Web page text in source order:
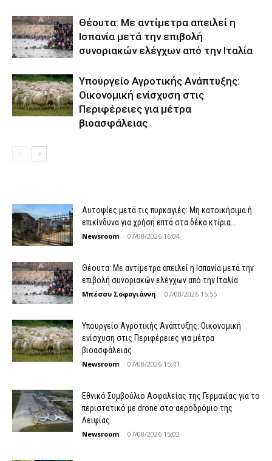
Θέουτα: Με αντίμετρα απειλεί η
Ισπανία μετά την επιβολή
συνοριακών ελέγχων από την Ιταλία
Υπουργείο Αγροτικής Ανάπτυξης:
Οικονομική ενίσχυση στις
Περιφέρειες για μέτρα
βιοασφάλειας
Αυτοψίες μετά τις πυρκαγιές: Μη κατοικήσιμα ή
επικίνδυνα για χρήση επτά στα δέκα κτίρια...
Newsroom - 07/08/2026 16:04
Θέουτα: Με αντίμετρα απειλεί η Ισπανία μετά την
επιβολή συνοριακών ελέγχων από την Ιταλία
Μπέσσυ Σοφογιάννη - 07/08/2026 15:55
Υπουργείο Αγροτικής Ανάπτυξης: Οικονομική
ενίσχυση στις Περιφέρειες για μέτρα
βιοασφάλειας
Newsroom - 07/08/2026 15:41
Εθνικό Συμβούλιο Ασφαλείας της Γερμανίας για το
περιστατικό με drone στο αεροδρόμιο της
Λειψίας
Newsroom - 07/08/2026 15:02